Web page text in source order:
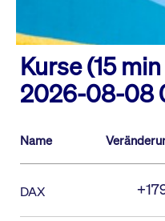
Kurse (15
2026-08-08
Name
DAX